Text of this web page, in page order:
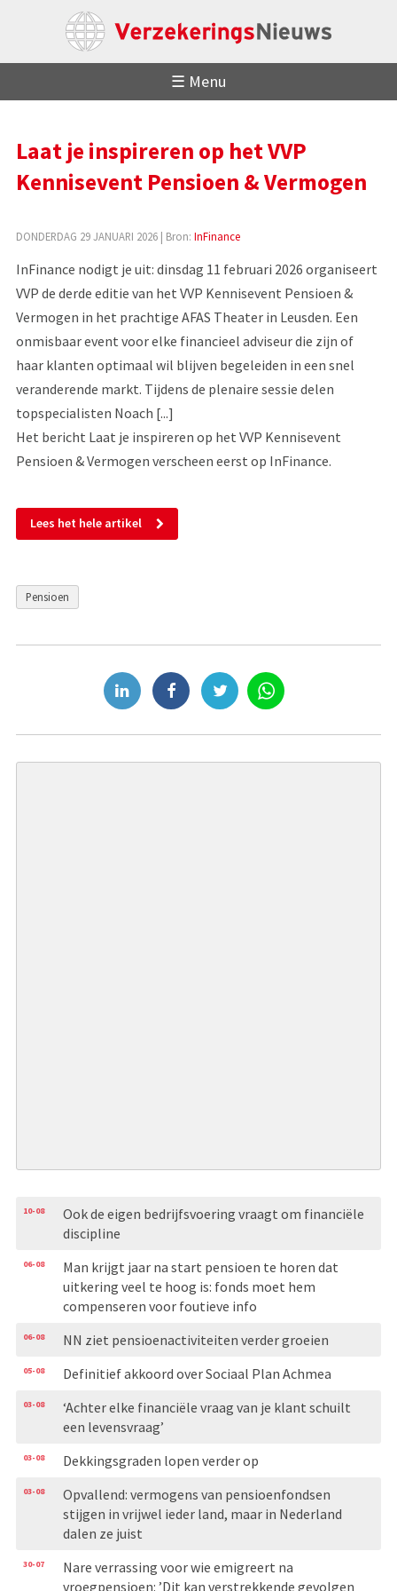
☰ Menu
Laat je inspireren op het VVP
Kennisevent Pensioen & Vermogen
DONDERDAG 29 JANUARI 2026| Bron: InFinance
InFinance nodigt je uit: dinsdag 11 februari 2026 organiseert
VVP de derde editie van het VVP Kennisevent Pensioen &
Vermogen in het prachtige AFAS Theater in Leusden. Een
onmisbaar event voor elke financieel adviseur die zijn of
haar klanten optimaal wil blijven begeleiden in een snel
veranderende markt. Tijdens de plenaire sessie delen
topspecialisten Noach [...]
Het bericht Laat je inspireren op het VVP Kennisevent
Pensioen & Vermogen verscheen eerst op InFinance.
Lees het hele artikel
Pensioen
10-08
Ook de eigen bedrijfsvoering vraagt om financiële
discipline
06-08
Man krijgt jaar na start pensioen te horen dat
uitkering veel te hoog is: fonds moet hem
compenseren voor foutieve info
06-08 NN ziet pensioenactiviteiten verder groeien
05-08 Definitief akkoord over Sociaal Plan Achmea
03-08
‘Achter elke financiële vraag van je klant schuilt
een levensvraag’
03-08 Dekkingsgraden lopen verder op
03-08
Opvallend: vermogens van pensioenfondsen
stijgen in vrijwel ieder land, maar in Nederland
dalen ze juist
30-07
Nare verrassing voor wie emigreert na
vroegpensioen: ’Dit kan verstrekkende gevolgen